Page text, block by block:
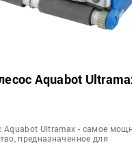
Aquabot
Aquabot Ultramax - самое
предназначенное для